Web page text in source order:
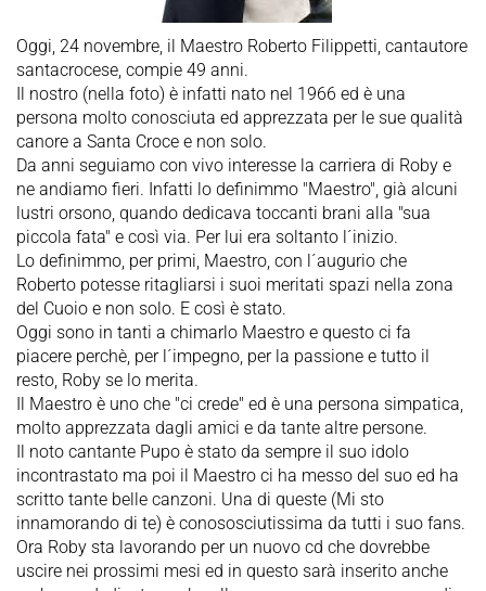
Oggi, 24 novembre, il Maestro Roberto Filippetti, cantautore
santacrocese, compie 49 anni.
Il nostro (nella foto) è infatti nato nel 1966 ed è una
persona molto conosciuta ed apprezzata per le sue qualità
canore a Santa Croce e non solo.
Da anni seguiamo con vivo interesse la carriera di Roby e
ne andiamo fieri. Infatti lo definimmo "Maestro", già alcuni
lustri orsono, quando dedicava toccanti brani alla "sua
piccola fata" e così via. Per lui era soltanto l´inizio.
Lo definimmo, per primi, Maestro, con l´augurio che
Roberto potesse ritagliarsi i suoi meritati spazi nella zona
del Cuoio e non solo. E così è stato.
Oggi sono in tanti a chimarlo Maestro e questo ci fa
piacere perchè, per l´impegno, per la passione e tutto il
resto, Roby se lo merita.
Il Maestro è uno che "ci crede" ed è una persona simpatica,
molto apprezzata dagli amici e da tante altre persone.
Il noto cantante Pupo è stato da sempre il suo idolo
incontrastato ma poi il Maestro ci ha messo del suo ed ha
scritto tante belle canzoni. Una di queste (Mi sto
innamorando di te) è conososciutissima da tutti i suo fans.
Ora Roby sta lavorando per un nuovo cd che dovrebbe
uscire nei prossimi mesi ed in questo sarà inserito anche